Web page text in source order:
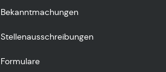
Bekanntmachungen
Stellenausschreibungen
Formulare